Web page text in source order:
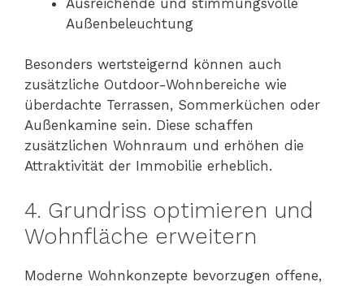
Außenbeleuchtung
Besonders wertsteigernd können auch
zusätzliche Outdoor-Wohnbereiche wie
überdachte Terrassen, Sommerküchen oder
Außenkamine sein. Diese schaffen
zusätzlichen Wohnraum und erhöhen die
Attraktivität der Immobilie erheblich.
4. Grundriss optimieren und
Wohnfläche erweitern
Moderne Wohnkonzepte bevorzugen offene,